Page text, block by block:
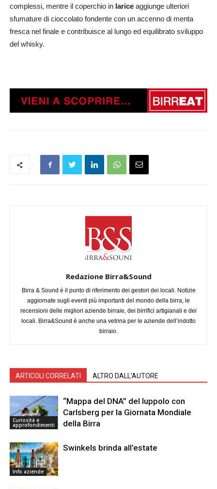
complessi, mentre il coperchio in larice aggiunge ulteriori
sfumature di cioccolato fondente con un accenno di menta
fresca nel finale e contribuisce al lungo ed equilibrato sviluppo
del whisky.
Redazione Birra&Sound
Birra & Sound è il punto di riferimento dei gestori dei locali. Notizie
aggiornate sugli eventi più importanti del mondo della birra, le
recensioni delle migliori aziende birraie, dei birrifici artigianali e dei
locali. Birra&Sound è anche una vetrina per le aziende dell’indotto
birraio.
ARTICOLI CORRELATI ALTRO DALL'AUTORE
Curiosità e
approfondimenti
“Mappa del DNA” del luppolo con
Carlsberg per la Giornata Mondiale
della Birra
Info aziende
Swinkels brinda all’estate